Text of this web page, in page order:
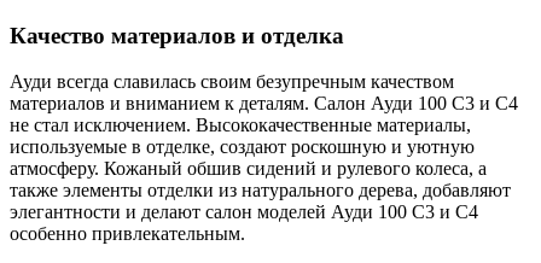
Качество материалов и отделка
Ауди всегда славилась своим безупречным качеством
материалов и вниманием к деталям. Салон Ауди 100 С3 и С4
не стал исключением. Высококачественные материалы,
используемые в отделке, создают роскошную и уютную
атмосферу. Кожаный обшив сидений и рулевого колеса, а
также элементы отделки из натурального дерева, добавляют
элегантности и делают салон моделей Ауди 100 С3 и С4
особенно привлекательным.